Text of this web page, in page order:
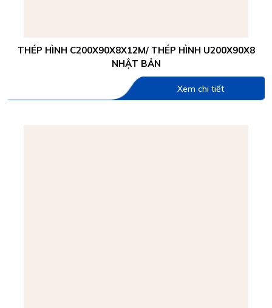
THÉP HÌNH C200X90X8X12M/ THÉP HÌNH U200X90X8
NHẬT BẢN
Xem chi tiết